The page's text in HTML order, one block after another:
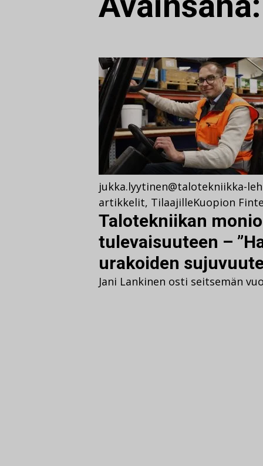
jukka.lyytinen@talotekniikka-
artikkelit, TilaajilleKuopion
Talotekniikan
tulevaisuuteen –
urakoiden
Jani Lankinen osti seitsemän